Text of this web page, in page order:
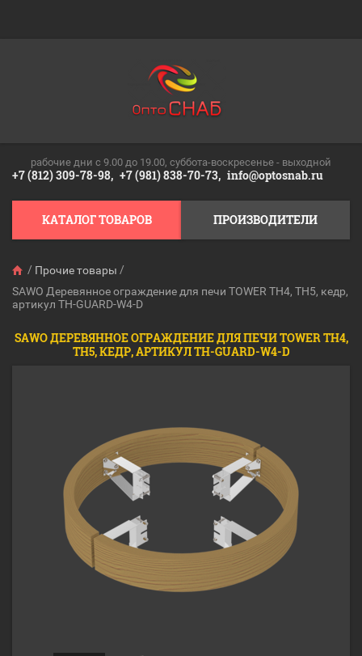
рабочие дни c 9.00 до 19.00, суббота-воскресенье - выходной
+7 (812) 309-78-98, +7 (981) 838-70-73, info@optosnab.ru
КАТАЛОГ ТОВАРОВ ПРОИЗВОДИТЕЛИ
/ Прочие товары /
SAWO Деревянное ограждение для печи TOWER TH4, TH5, кедр,
артикул TH-GUARD-W4-D
SAWO ДЕРЕВЯННОЕ ОГРАЖДЕНИЕ ДЛЯ ПЕЧИ TOWER TH4,
TH5, КЕДР, АРТИКУЛ TH-GUARD-W4-D